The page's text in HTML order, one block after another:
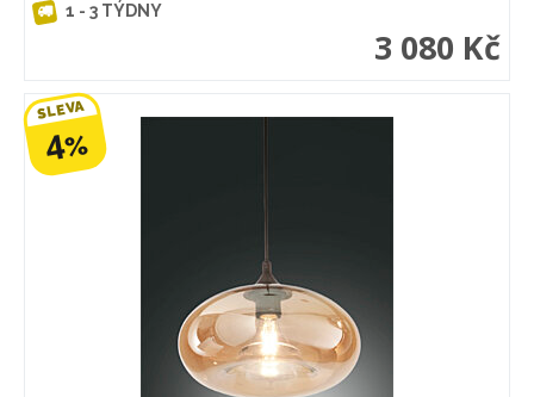
1 - 3 TÝDNY
3 080 Kč
SLEVA
4%